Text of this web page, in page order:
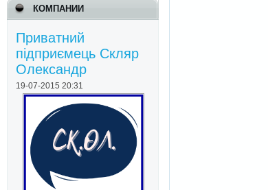
КОМПАНИИ
Приватний
підприємець Скляр
Олександр
19-07-2015 20:31